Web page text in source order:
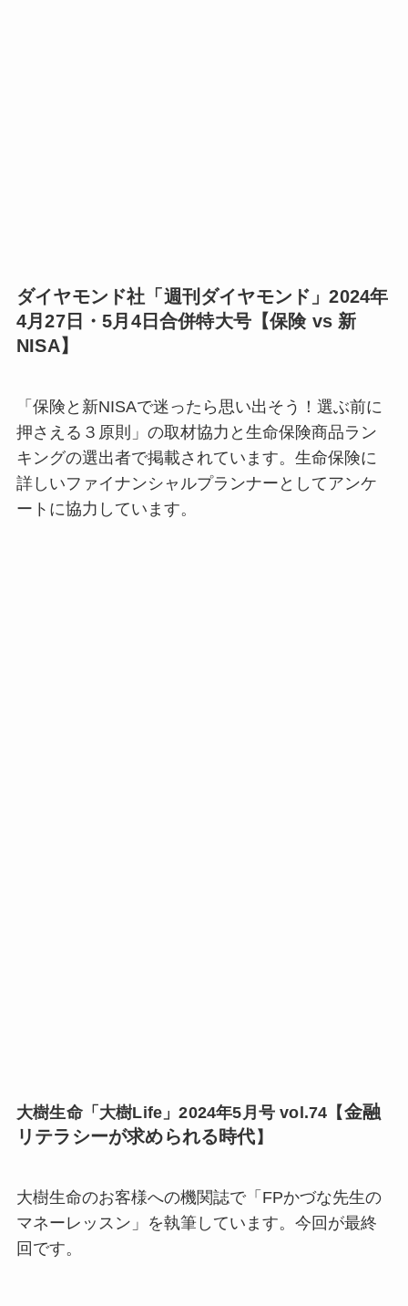
ダイヤモンド社「週刊ダイヤモンド」2024年
4月27日・5月4日合併特大号【保険 vs 新
NISA】
「保険と新NISAで迷ったら思い出そう！選ぶ前に
押さえる３原則」の取材協力と生命保険商品ラン
キングの選出者で掲載されています。生命保険に
詳しいファイナンシャルプランナーとしてアンケ
ートに協力しています。
大樹生命「大樹Life」2024年5月号 vol.74【金融
リテラシーが求められる時代 】
大樹生命のお客様への機関誌で「FPかづな先生の
マネーレッスン」を執筆しています。今回が最終
回です。